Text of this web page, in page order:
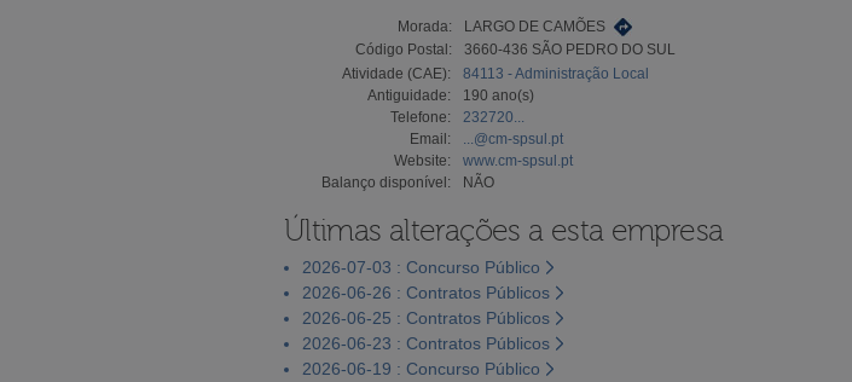
Morada:
LARGO DE CAMÕES
Código Postal:
3660-436 SÃO PEDRO DO SUL
Atividade (CAE):
84113 - Administração Local
Antiguidade:
190 ano(s)
Telefone:
232720...
Email:
...@cm-spsul.pt
Website:
www.cm-spsul.pt
Balanço disponível:
NÃO
Últimas alterações a esta empresa
2026-07-03 : Concurso Público
2026-06-26 : Contratos Públicos
2026-06-25 : Contratos Públicos
2026-06-23 : Contratos Públicos
2026-06-19 : Concurso Público